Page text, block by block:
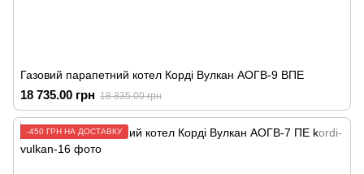
Газовий парапетний котел Корді Вулкан АОГВ-9 ВПЕ
18 735.00 грн 18 835.00 грн
-450 ГРН НА ДОСТАВКУ